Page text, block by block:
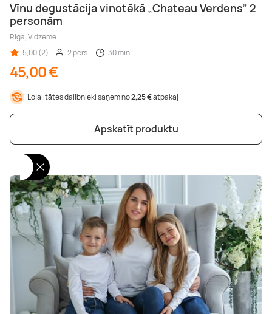
Vīnu degustācija vinotēkā „Chateau Verdens” 2
personām
Rīga, Vidzeme
5,00 (2)
2 pers. 30 min.
45,00 €
Lojalitātes dalībnieki saņem no2,25 €atpakaļ
Apskatīt produktu